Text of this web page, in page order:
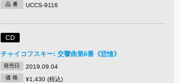
品 番 UCCS-9116
CD
チャイコフスキー: 交響曲第6番《悲愴》
発売日 2019.09.04
価 格 ¥1,430 (税込)